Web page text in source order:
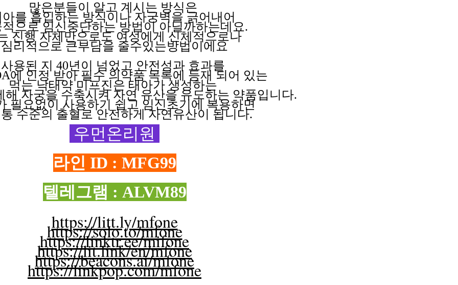
많은분들이 알고 계시는 방식은
아를 흡입하는 방식이나 자궁벽을 긁어내어
적으로 임신중단하는방법이아닐까하는데요.
진행 자체만으로도여성에게신체적으로나
심리적으로 큰부담을 줄수있는방법이에요
사용된 지 40년이 넘었고 안전성과 효과를
에 인정 받아 필수 의약품 목록에 등재 되어 있는
먹는 낙태약미프진은 태아가 생성하는
해자궁을수축시켜자연유산을유도하는 약품입니다.
필요없이 사용하기 쉽고 임신초기에 복용하면
수준의 출혈로 안전하게 자연유산이 됩니다.
우먼온리원
라인 ID : MFG99
텔레그램 : ALVM89
https://litt.ly/mfone
https://solo.to/mfone
https://linktr.ee/mifone
https://lit.link/en/mfone
https://beacons.ai/mfone
https://linkpop.com/mfone